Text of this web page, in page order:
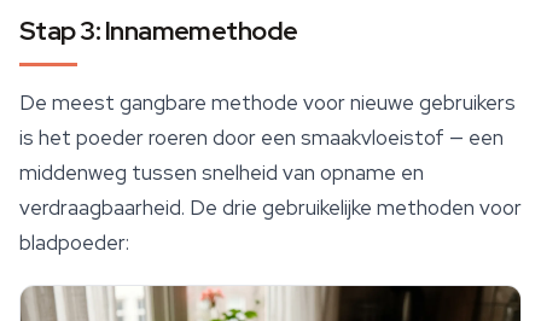
Stap 3: Innamemethode
De meest gangbare methode voor nieuwe gebruikers
is het poeder roeren door een smaakvloeistof — een
middenweg tussen snelheid van opname en
verdraagbaarheid. De drie gebruikelijke methoden voor
bladpoeder: